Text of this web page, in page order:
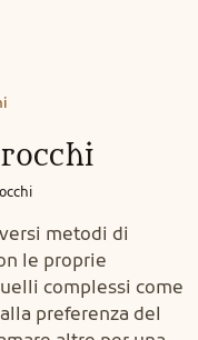
metodi di
le proprie
complessi come
preferenza del